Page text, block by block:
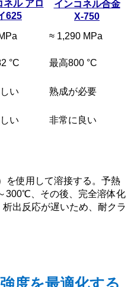
ネル アロ
625
インコネル合金
X-750
≈ 1,290 MPa
°C 最高800 °C
い 熟成が必要
い 非常に良い
を使用して溶接する。予熱
300℃、その後、完全溶体化
出反応が遅いため、耐クラ
度を最適化する